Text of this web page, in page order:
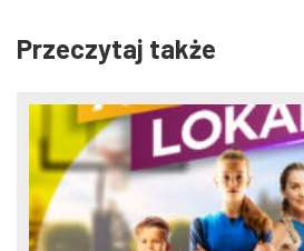
Przeczytaj także